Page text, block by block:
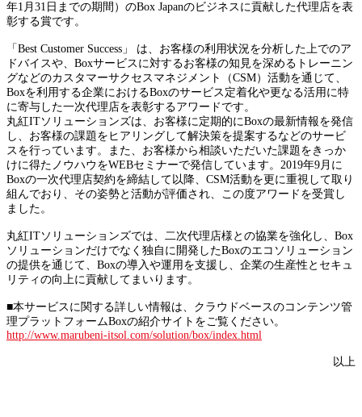
年1月31日までの期間）のBox Japanのビジネスに貢献した代理店を表
彰する賞です。
「Best Customer Success」 は、お客様の利用状況を分析した上でのア
ドバイスや、Boxサービスに対するお客様の知見を深めるトレーニン
グなどのカスタマーサクセスマネジメント（CSM）活動を通じて、
Boxを利用する企業におけるBoxのサービス定着化や更なる活用に特
に寄与した一次代理店を表彰するアワードです。
丸紅ITソリューションズは、お客様に定期的にBoxの最新情報を発信
し、お客様の課題をヒアリングして解決策を提案するなどのサービ
スを行っています。また、お客様から相談いただいた課題をきっか
けに得たノウハウをWEBセミナーで発信しています。2019年9月に
Boxの一次代理店契約を締結して以降、CSM活動を更に重視して取り
組んでおり、その姿勢と活動が評価され、この度アワードを受賞し
ました。
丸紅ITソリューションズでは、二次代理店様との協業を強化し、Box
ソリューションだけでなく独自に開発したBoxのエコソリューション
の提供を通じて、Boxの導入や運用を支援し、企業の生産性とセキュ
リティの向上に貢献してまいります。
■本サービスに関する詳しい情報は、クラウドベースのコンテンツ管
理プラットフォームBoxの紹介サイトをご覧ください。
http://www.marubeni-itsol.com/solution/box/index.html
以上